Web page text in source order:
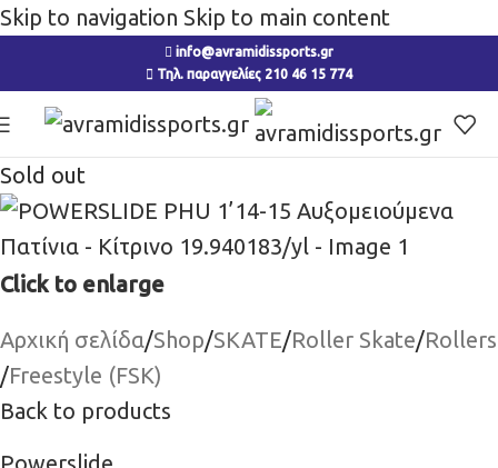
Skip to navigation Skip to main content
info@avramidissports.gr
Τηλ. παραγγελίες 210 46 15 774
Sold out
Click to enlarge
Αρχική σελίδα/Shop/SKATE/Roller Skate/Rollers
/Freestyle (FSK)
Back to products